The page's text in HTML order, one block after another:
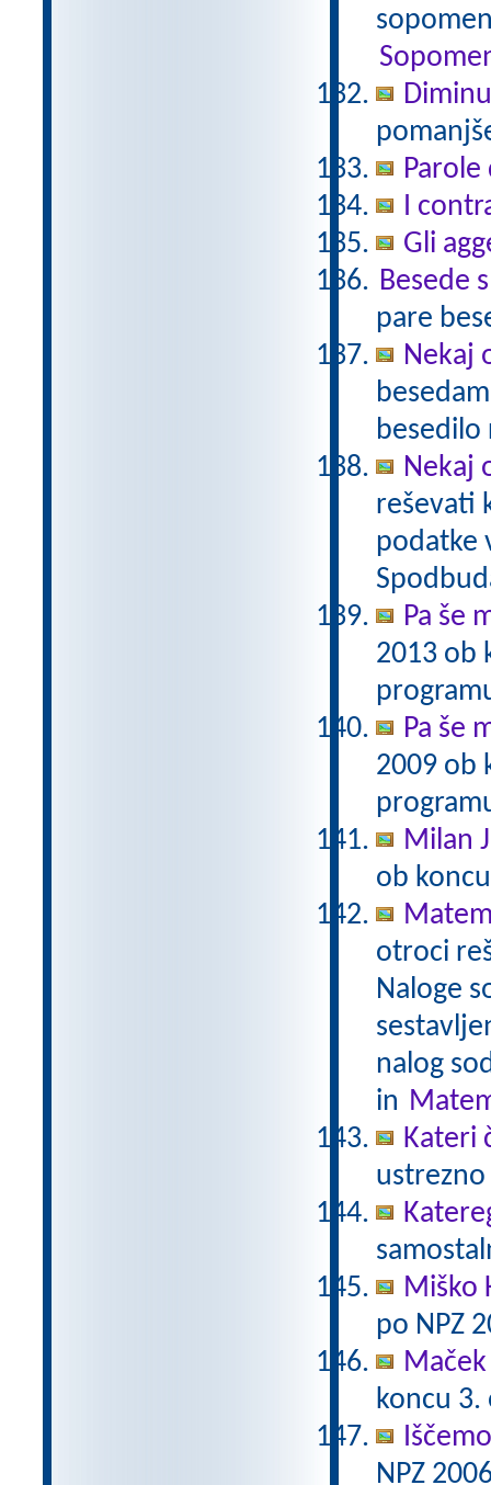
Parole
I
Gli
Besede
pare
Nekaj
besedilo
Nekaj
reševati
podatke
Pa še
2013 ob
Pa še
2009 ob
Milan
ob
otroci
Naloge
nalog
in
Kateri
Miško
po NPZ
koncu
NPZ